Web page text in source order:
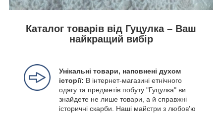
Каталог товарів від Гуцулка – Ваш
найкращий вибір
Унікальні товари, наповнені духом
історії: В інтернет-магазині етнічного
одягу та предметів побуту "Гуцулка" ви
знайдете не лише товари, а й справжні
історичні скарби. Наші майстри з любов'ю